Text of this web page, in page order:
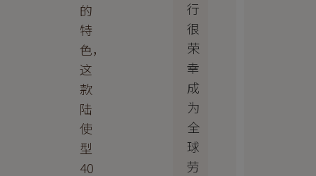
的
特
色，
这
款
陆
使
型
40
行
很
荣
幸
成
为
全
球
劳